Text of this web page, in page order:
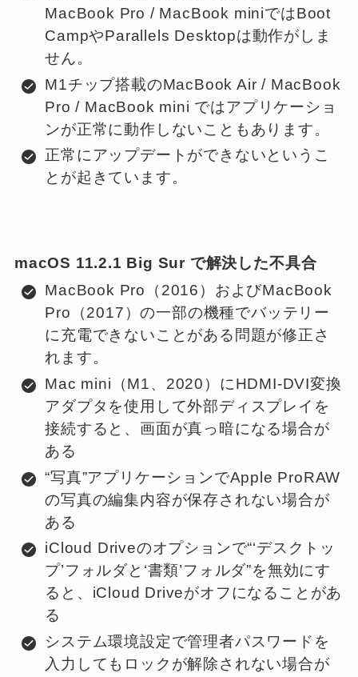
MacBook Pro / MacBook miniではBoot
CampやParallels Desktopは動作がしま
せん。
M1チップ搭載のMacBook Air / MacBook
Pro / MacBook mini ではアプリケーショ
ンが正常に動作しないこともあります。
正常にアップデートができないというこ
とが起きています。
macOS 11.2.1 Big Sur で解決した不具合
MacBook Pro（2016）およびMacBook
Pro（2017）の一部の機種でバッテリー
に充電できないことがある問題が修正さ
れます。
Mac mini（M1、2020）にHDMI-DVI変換
アダプタを使用して外部ディスプレイを
接続すると、画面が真っ暗になる場合が
ある
“写真”アプリケーションでApple ProRAW
の写真の編集内容が保存されない場合が
ある
iCloud Driveのオプションで“‘デスクトッ
プ’フォルダと‘書類’フォルダ”を無効にす
ると、iCloud Driveがオフになることがあ
る
システム環境設定で管理者パスワードを
入力してもロックが解除されない場合が